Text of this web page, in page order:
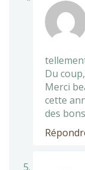
Du
Merci
cette
des